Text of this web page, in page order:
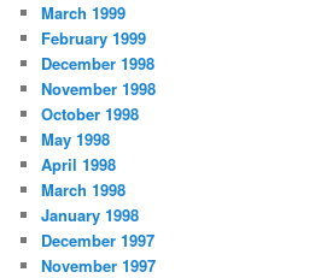
March 1999
February 1999
December 1998
November 1998
October 1998
May 1998
April 1998
March 1998
January 1998
December 1997
November 1997